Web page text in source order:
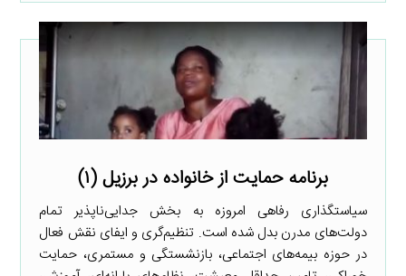
برنامه حمایت از خانواده در برزیل (۱)
سیاستگذاری رفاهی امروزه به بخش جدایی‌ناپذیر تمام
دولت‌های مدرن بدل شده است. تنظیم‌گری و ایفای نقش فعال
در حوزه بیمه‌های اجتماعی، بازنشستگی و مستمری، حمایت